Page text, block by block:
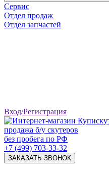
Сервис
Отдел продаж
Отдел запчастей
Вход/Регистрация
продажа б/у скутеров
без пробега по РФ
+7 (499) 703-33-32
ЗАКАЗАТЬ ЗВОНОК